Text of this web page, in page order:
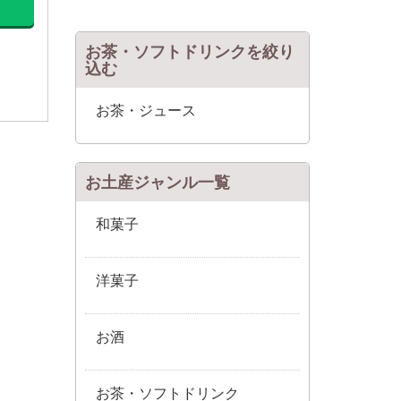
お茶・ソフトドリンクを絞り
込む
お茶・ジュース
お土産ジャンル一覧
和菓子
洋菓子
お酒
お茶・ソフトドリンク